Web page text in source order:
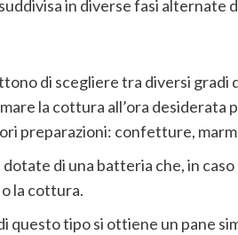
in diverse fasi alternate
di scegliere tra diversi
la cottura all’ora
preparazioni: confetture,
di una batteria che, in
la cottura.
questo tipo si ottiene un pane